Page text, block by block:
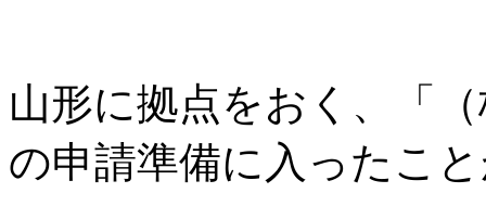
山形に拠点をおく、「
の申請準備に入ったこ